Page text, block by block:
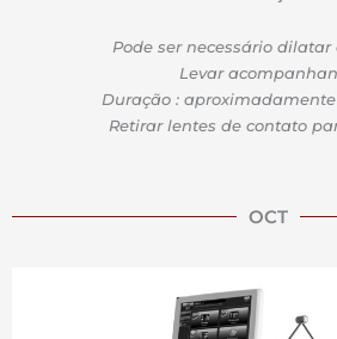
Pode ser necessário dilatar
Levar
Duração :
Retirar lentes de contato
OCT